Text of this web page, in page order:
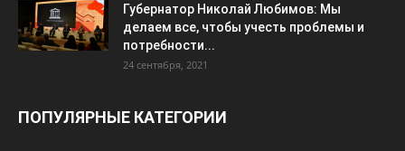
Губернатор Николай Любимов: Мы
делаем все, чтобы учесть проблемы и
потребности...
24 сентября, 2021
ПОПУЛЯРНЫЕ КАТЕГОРИИ